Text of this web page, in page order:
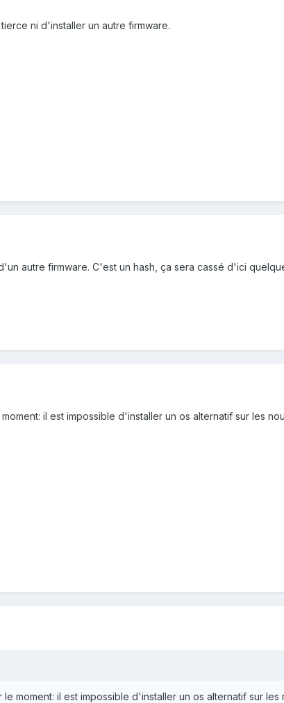
ni d'installer un autre firmware.
autre firmware. C'est un hash, ça sera cassé d'ici
il est impossible d'installer un os alternatif sur les
le moment: il est impossible d'installer un os alternatif sur